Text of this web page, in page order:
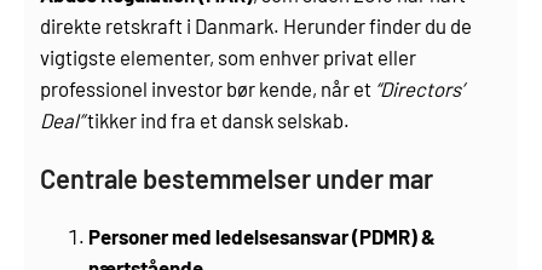
direkte retskraft i Danmark. Herunder finder du de
vigtigste elementer, som enhver privat eller
professionel investor bør kende, når et “Directors’
Deal”tikker ind fra et dansk selskab.
Centrale bestemmelser under mar
Personer med ledelsesansvar (PDMR) &